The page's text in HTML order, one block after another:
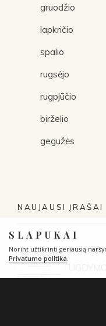
SLAPUKAI
Norint užtikrinti geriausią
Privatumo politika.
gruodžio
lapkričio
spalio
rugsėjo
rugpjūčio
birželio
gegužės
NAUJAUSI ĮRAŠAI